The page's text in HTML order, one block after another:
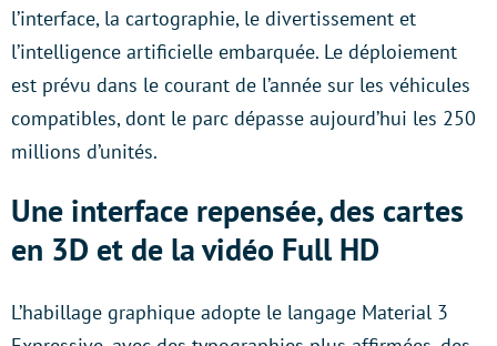
l’interface, la cartographie, le divertissement et
l’intelligence artificielle embarquée. Le déploiement
est prévu dans le courant de l’année sur les véhicules
compatibles, dont le parc dépasse aujourd’hui les 250
millions d’unités.
Une interface repensée, des cartes
en 3D et de la vidéo Full HD
L’habillage graphique adopte le langage Material 3